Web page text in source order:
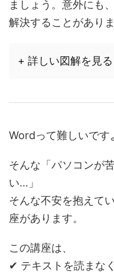
ましょう。意外にも
解決することがありま
+ 詳しい図解を見る
Wordって難しいです
そんな「パソコンが
い…」
そんな不安を抱えて
座があります。
この講座は、
✔ テキストを読まな